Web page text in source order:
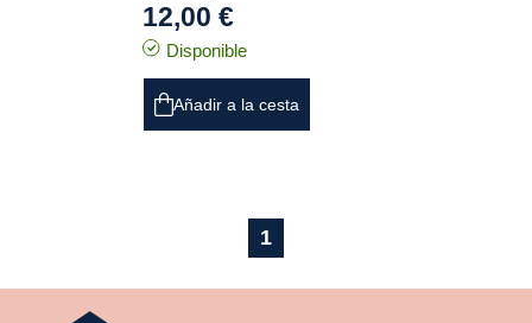
12,00 €
Disponible
Añadir a la cesta
1